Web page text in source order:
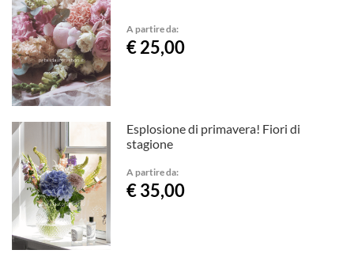
A partire da:
€ 25,00
Esplosione di primavera! Fiori di
stagione
A partire da:
€ 35,00